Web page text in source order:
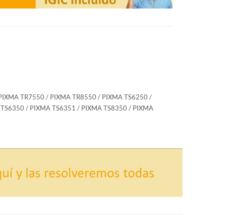
TR7550 / PIXMA TR8550 / PIXMA TS6250 /
/ PIXMA TS6351 / PIXMA TS8350 / PIXMA